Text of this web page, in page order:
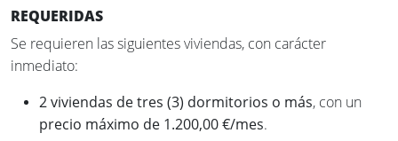
REQUERIDAS
Se requieren las siguientes viviendas, con carácter
inmediato:
2 viviendas de tres (3) dormitorios o más, con un
precio máximo de 1.200,00 €/mes.